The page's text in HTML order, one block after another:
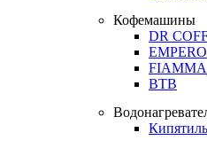
Кофемашины
DR
EMPERO
FIAMMA
BTB